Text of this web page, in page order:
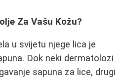
Za Vašu Kožu?
u svijetu njege lica je
Dok neki dermatolozi
sapuna za lice, drugi